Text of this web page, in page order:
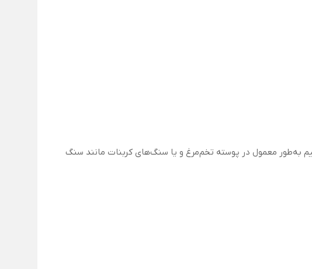
به‌طور معمول در پوسته تخم‌مرغ و یا سنگ‌های کربنات مانند سنگ